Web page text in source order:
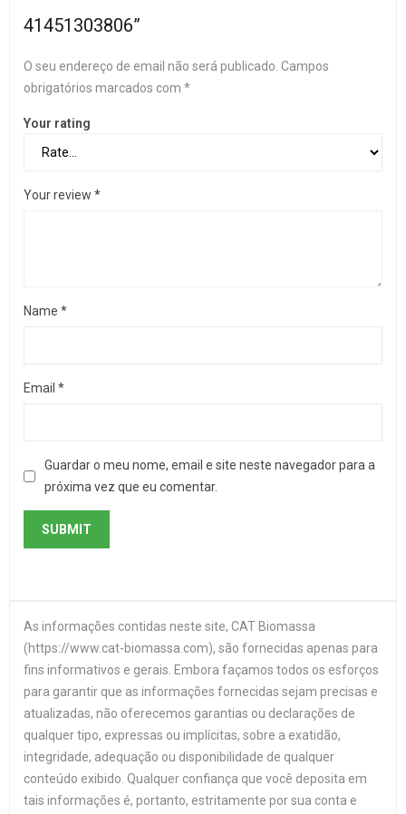
41451303806”
O seu endereço de email não será publicado. Campos
obrigatórios marcados com *
Your rating
Your review *
Name *
Email *
Guardar o meu nome, email e site neste navegador para a
próxima vez que eu comentar.
As informações contidas neste site, CAT Biomassa
(https://www.cat-biomassa.com), são fornecidas apenas para
fins informativos e gerais. Embora façamos todos os esforços
para garantir que as informações fornecidas sejam precisas e
atualizadas, não oferecemos garantias ou declarações de
qualquer tipo, expressas ou implícitas, sobre a exatidão,
integridade, adequação ou disponibilidade de qualquer
conteúdo exibido. Qualquer confiança que você deposita em
tais informações é, portanto, estritamente por sua conta e